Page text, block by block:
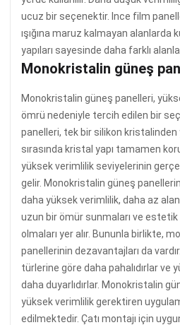
ucuz bir seçenektir. Ince film
ışığına maruz kalmayan alanlarda
yapıları sayesinde daha farklı
Monokristalin güneş
Monokristalin güneş panelleri,
ömrü nedeniyle tercih edilen bir
panelleri, tek bir silikon kristalinden
sırasında kristal yapı tamamen
yüksek verimlilik seviyelerinin
gelir. Monokristalin güneş
daha yüksek verimlilik, daha az
uzun bir ömür sunmaları ve
olmaları yer alır. Bununla birlikte,
panellerinin dezavantajları da
türlerine göre daha pahalıdırlar ve
daha duyarlıdırlar. Monokristalin
yüksek verimlilik gerektiren
edilmektedir. Çatı montajı için